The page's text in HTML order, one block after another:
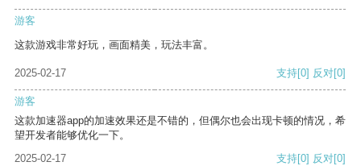
游客
这款游戏非常好玩，画面精美，玩法丰富。
2025-02-17 支持[0] 反对[0]
游客
这款加速器app的加速效果还是不错的，但偶尔也会出现卡顿的情况，希
望开发者能够优化一下。
2025-02-17
支持[0] 反对[0]